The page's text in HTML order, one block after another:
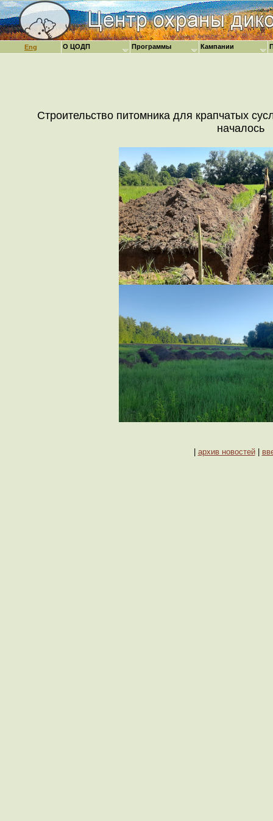
Eng
Строительство питомника для крапчатых
началось
архив новостей|
О ЦОДП Программы Кампании